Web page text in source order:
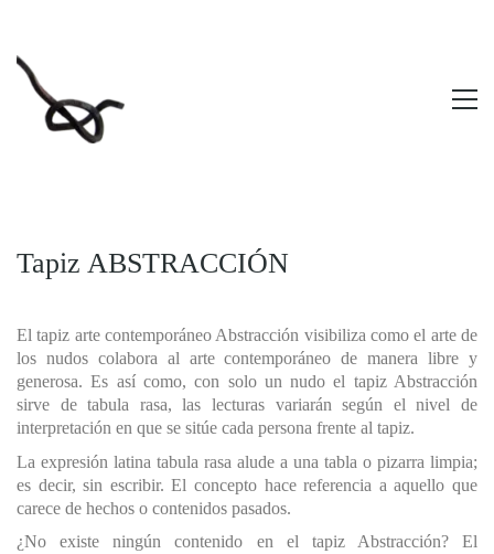
Tapiz ABSTRACCIÓN
El tapiz arte contemporáneo Abstracción visibiliza como el arte de
los nudos colabora al arte contemporáneo de manera libre y
generosa. Es así como, con solo un nudo el tapiz Abstracción
sirve de tabula rasa, las lecturas variarán según el nivel de
interpretación en que se sitúe cada persona frente al tapiz.
La expresión latina tabula rasa alude a una tabla o pizarra limpia;
es decir, sin escribir. El concepto hace referencia a aquello que
carece de hechos o contenidos pasados.
¿No existe ningún contenido en el tapiz Abstracción? El